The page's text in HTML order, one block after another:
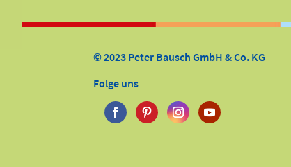
© 2023 Peter Bausch GmbH & Co. KG
Folge uns